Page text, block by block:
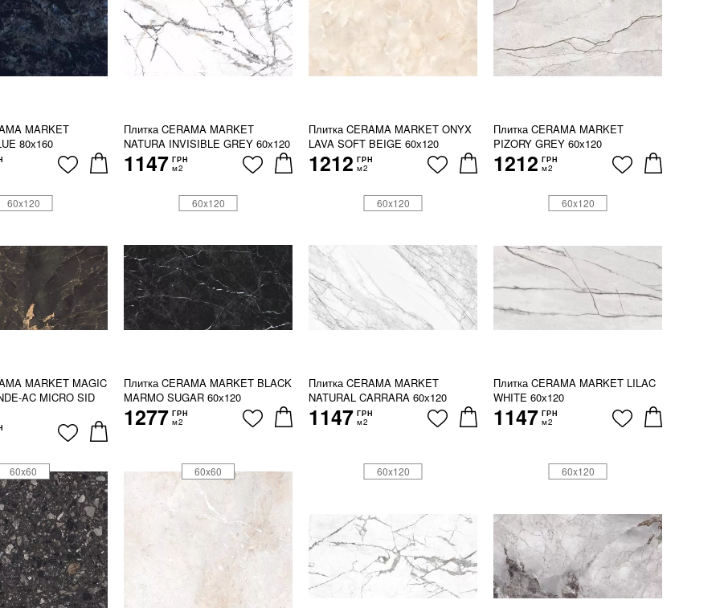
MARKET
80х160
Плитка CERAMA MARKET
NATURA INVISIBLE GREY 60х120
1147 ГРН
м2
Плитка CERAMA MARKET ONYX
LAVA SOFT BEIGE 60х120
1212 ГРН
м2
Плитка CERAMA MARKET
PIZORY GREY 60х120
1212 ГРН
м2
MARKET MAGIC
AC MICRO SID
60x120
Плитка CERAMA MARKET BLACK
MARMO SUGAR 60х120
1277 ГРН
м2
60x120
Плитка CERAMA MARKET
NATURAL CARRARA 60х120
1147 ГРН
м2
60x120
Плитка CERAMA MARKET LILAC
WHITE 60х120
1147 ГРН
м2
60x120
60x60 60x60 60x120 60x120